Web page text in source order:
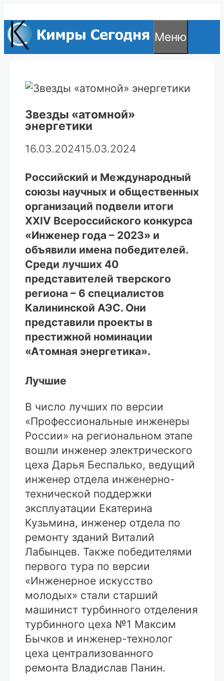
к
содержимому
Меню
Звезды «атомной»
энергетики
16.03.202415.03.2024
Российский и Международный
союзы научных и общественных
организаций подвели итоги
ХХIV Всероссийского конкурса
«Инженер года – 2023» и
объявили имена победителей.
Среди лучших 40
представителей тверского
региона – 6 специалистов
Калининской АЭС. Они
представили проекты в
престижной номинации
«Атомная энергетика».
Лучшие
В число лучших по версии
«Профессиональные инженеры
России» на региональном этапе
вошли инженер электрического
цеха Дарья Беспалько, ведущий
инженер отдела инженерно-
технической поддержки
эксплуатации Екатерина
Кузьмина, инженер отдела по
ремонту зданий Виталий
Лабынцев. Также победителями
первого тура по версии
«Инженерное искусство
молодых» стали старший
машинист турбинного отделения
турбинного цеха №1 Максим
Бычков и инженер-технолог
цеха централизованного
ремонта Владислав Панин.